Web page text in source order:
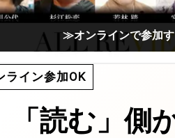
≫オンラインで参加
ライン参加OK
「読む」側